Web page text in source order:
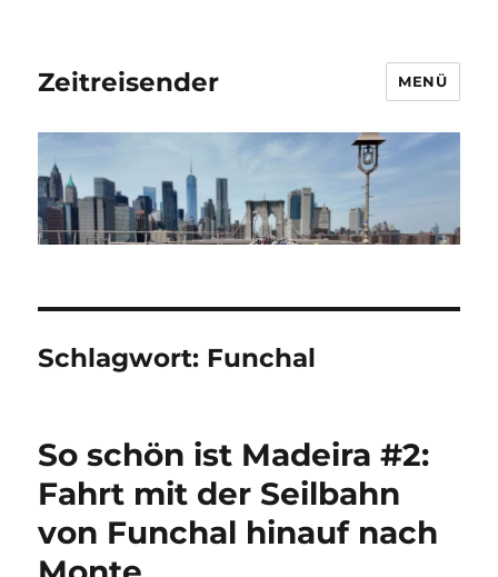
Zeitreisender MENÜ
Schlagwort: Funchal
So schön ist Madeira #2:
Fahrt mit der Seilbahn
von Funchal hinauf nach